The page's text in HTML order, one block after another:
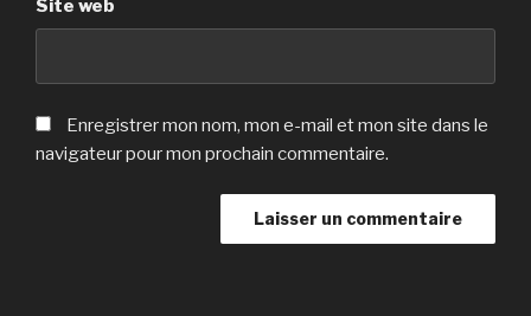
Site web
Enregistrer mon nom, mon e-mail et mon site dans le
navigateur pour mon prochain commentaire.